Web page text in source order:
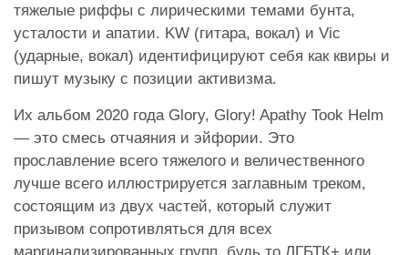
тяжелые риффы с лирическими темами бунта,
усталости и апатии. KW (гитара, вокал) и Vic
(ударные, вокал) идентифицируют себя как квиры и
пишут музыку с позиции активизма.
Их альбом 2020 года Glory, Glory! Apathy Took Helm
— это смесь отчаяния и эйфории. Это
прославление всего тяжелого и величественного
лучше всего иллюстрируется заглавным треком,
состоящим из двух частей, который служит
призывом сопротивляться для всех
маргинализированных групп, будь то ЛГБТК+ или